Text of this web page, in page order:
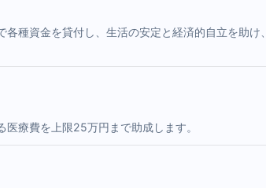
種資金を貸付し、生活の安定と経済的自立を助
療費を上限25万円まで助成します。